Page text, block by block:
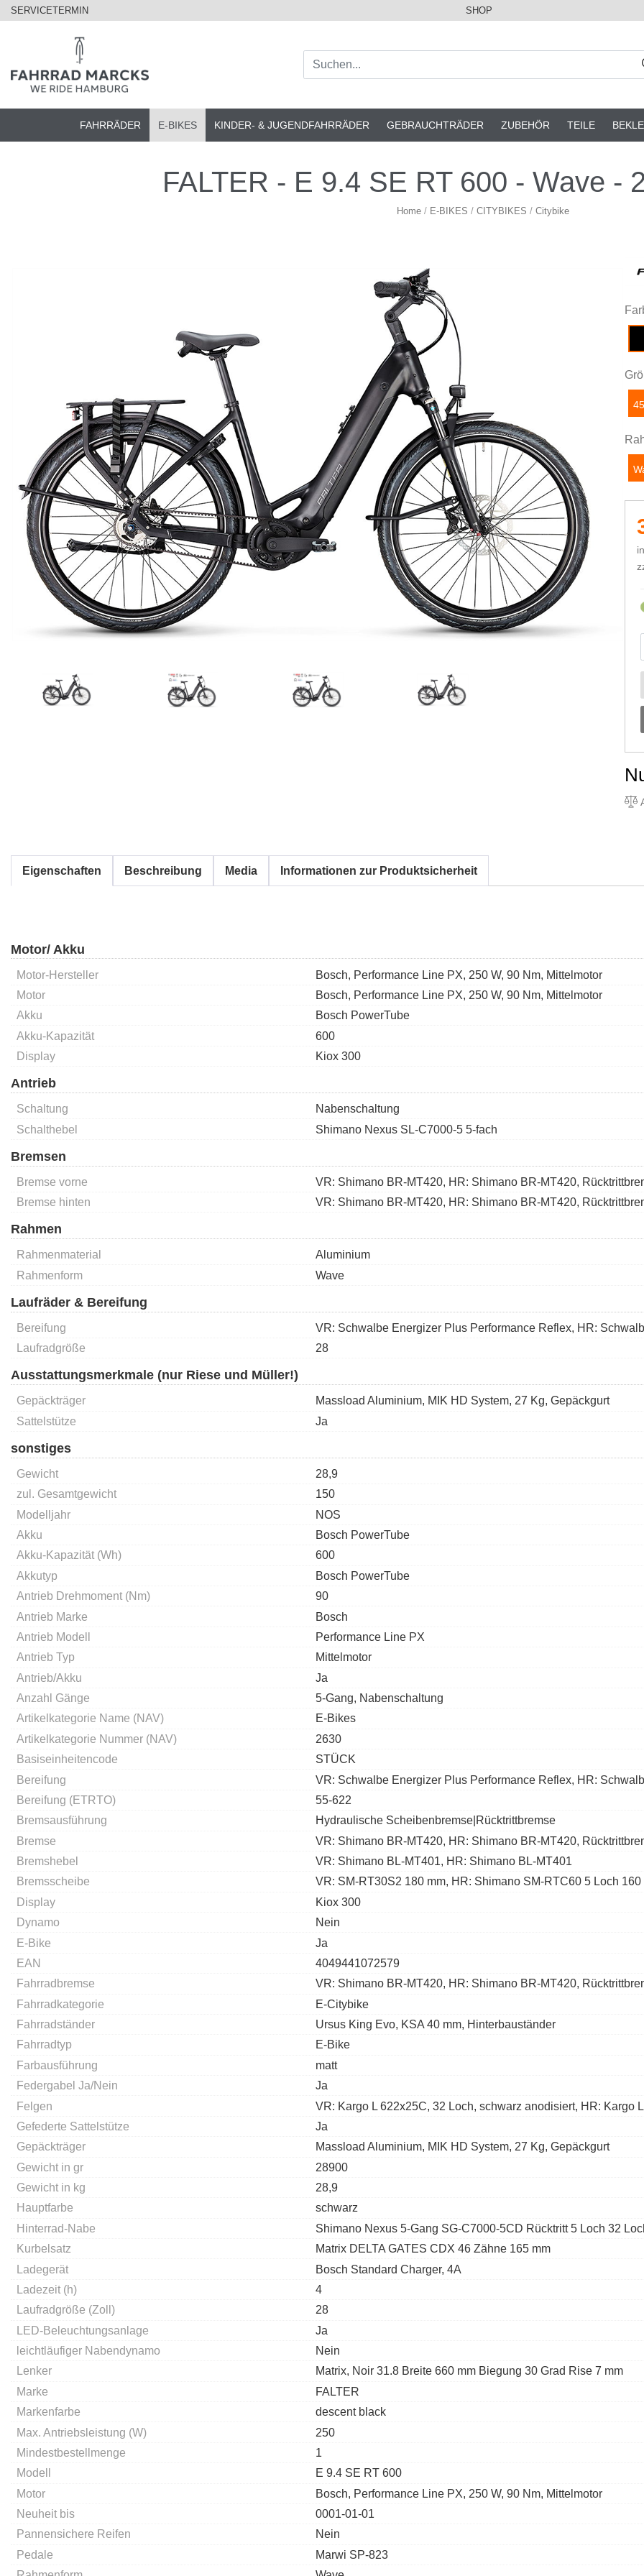
SERVICETERMIN SHOP
FAHRRÄDER E-BIKES KINDER- & JUGENDFAHRRÄDER GEBRAUCHTRÄDER ZUBEHÖR TEILE
FALTER - E 9.4 SE RT 600 - Wave -
Home / E-BIKES / CITYBIKES / Citybike
Eigenschaften Beschreibung Media Informationen zur Produktsicherheit
Motor/ Akku
Motor-Hersteller
Bosch, Performance Line PX, 250 W, 90 Nm, Mittelmotor
Motor
Bosch, Performance Line PX, 250 W, 90 Nm, Mittelmotor
Akku
Bosch PowerTube
Akku-Kapazität
600
Display
Kiox 300
Antrieb
Schaltung
Nabenschaltung
Schalthebel
Shimano Nexus SL-C7000-5 5-fach
Bremsen
Bremse vorne
VR: Shimano BR-MT420, HR: Shimano BR-MT420,
Bremse hinten
VR: Shimano BR-MT420, HR: Shimano BR-MT420,
Rahmen
Rahmenmaterial
Aluminium
Rahmenform
Wave
Laufräder & Bereifung
Bereifung
VR: Schwalbe Energizer Plus Performance Reflex, HR:
Laufradgröße
28
Ausstattungsmerkmale (nur Riese und Müller!)
Gepäckträger
Massload Aluminium, MIK HD System, 27 Kg, Gepäckgurt
Sattelstütze
Ja
sonstiges
Gewicht
28,9
zul. Gesamtgewicht
150
Modelljahr
NOS
Akku
Bosch PowerTube
Akku-Kapazität (Wh)
600
Akkutyp
Bosch PowerTube
Antrieb Drehmoment (Nm)
90
Antrieb Marke
Bosch
Antrieb Modell
Performance Line PX
Antrieb Typ
Mittelmotor
Antrieb/Akku
Ja
Anzahl Gänge
5-Gang, Nabenschaltung
Artikelkategorie Name (NAV)
E-Bikes
Artikelkategorie Nummer (NAV)
2630
Basiseinheitencode
STÜCK
Bereifung
VR: Schwalbe Energizer Plus Performance Reflex, HR:
Bereifung (ETRTO)
55-622
Bremsausführung
Hydraulische Scheibenbremse|Rücktrittbremse
Bremse
VR: Shimano BR-MT420, HR: Shimano BR-MT420,
Bremshebel
VR: Shimano BL-MT401, HR: Shimano BL-MT401
Bremsscheibe
VR: SM-RT30S2 180 mm, HR: Shimano SM-RTC60 5 Loch 160
Display
Kiox 300
Dynamo
Nein
E-Bike
Ja
EAN
4049441072579
Fahrradbremse
VR: Shimano BR-MT420, HR: Shimano BR-MT420,
Fahrradkategorie
E-Citybike
Fahrradständer
Ursus King Evo, KSA 40 mm, Hinterbauständer
Fahrradtyp
E-Bike
Farbausführung
matt
Federgabel Ja/Nein
Ja
Felgen
VR: Kargo L 622x25C, 32 Loch, schwarz anodisiert, HR: Kargo
Gefederte Sattelstütze
Ja
Gepäckträger
Massload Aluminium, MIK HD System, 27 Kg, Gepäckgurt
Gewicht in gr
28900
Gewicht in kg
28,9
Hauptfarbe
schwarz
Hinterrad-Nabe
Shimano Nexus 5-Gang SG-C7000-5CD Rücktritt 5 Loch 32
Kurbelsatz
Matrix DELTA GATES CDX 46 Zähne 165 mm
Ladegerät
Bosch Standard Charger, 4A
Ladezeit (h)
4
Laufradgröße (Zoll)
28
LED-Beleuchtungsanlage
Ja
leichtläufiger Nabendynamo
Nein
Lenker
Matrix, Noir 31.8 Breite 660 mm Biegung 30 Grad Rise 7 mm
Marke
FALTER
Markenfarbe
descent black
Max. Antriebsleistung (W)
250
Mindestbestellmenge
1
Modell
E 9.4 SE RT 600
Motor
Bosch, Performance Line PX, 250 W, 90 Nm, Mittelmotor
Neuheit bis
0001-01-01
Pannensichere Reifen
Nein
Pedale
Marwi SP-823